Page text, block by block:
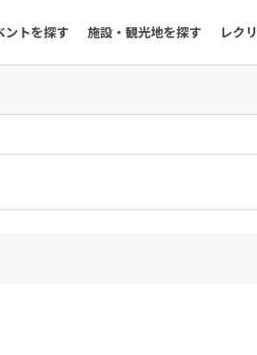
ントを探す 施設・観光地を探す レク